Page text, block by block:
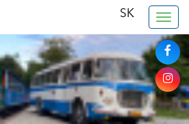
SK